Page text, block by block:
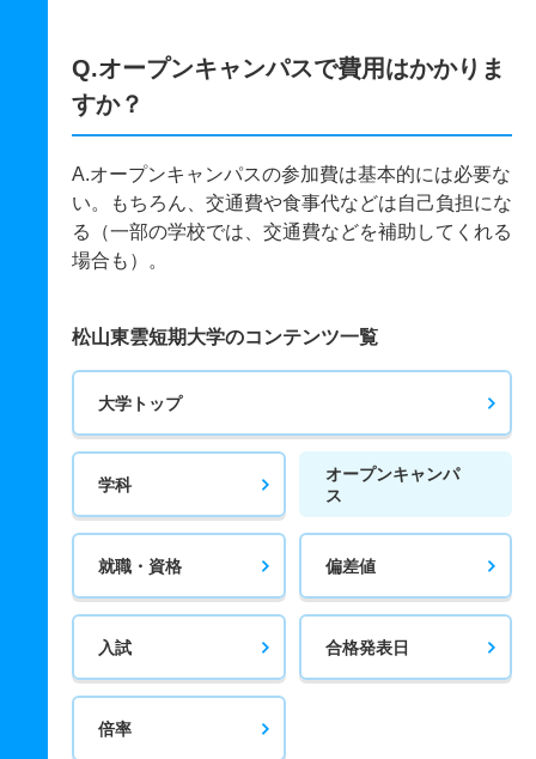
Q.オープンキャンパスで費用はかかりま
すか？
A.オープンキャンパスの参加費は基本的には必要な
い。もちろん、交通費や食事代などは自己負担にな
る（一部の学校では、交通費などを補助してくれる
場合も）。
松山東雲短期大学のコンテンツ一覧
大学トップ
学科
オープンキャンパ
ス
就職・資格 偏差値
入試 合格発表日
倍率